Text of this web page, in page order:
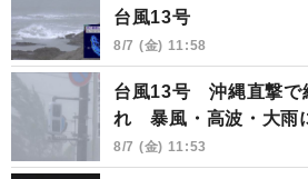
台風13号
8/7 (金) 11:58
台風13号 沖縄直撃で
れ 暴風・高波・大雨
8/7 (金) 11:53